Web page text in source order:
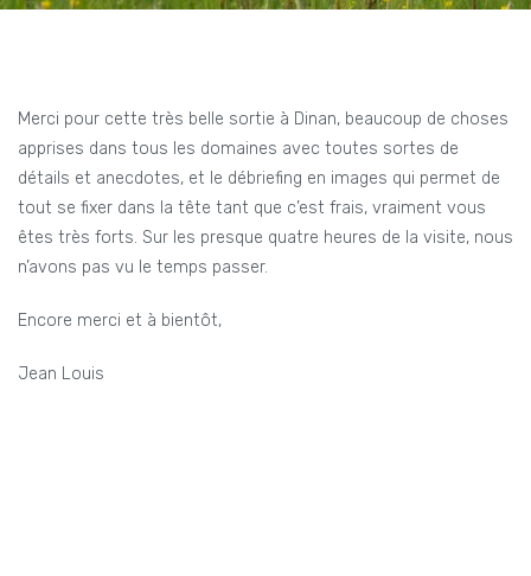
Merci pour cette très belle sortie à Dinan, beaucoup de choses
apprises dans tous les domaines avec toutes sortes de
détails et anecdotes, et le débriefing en images qui permet de
tout se fixer dans la tête tant que c’est frais, vraiment vous
êtes très forts. Sur les presque quatre heures de la visite, nous
n’avons pas vu le temps passer.
Encore merci et à bientôt,
Jean Louis